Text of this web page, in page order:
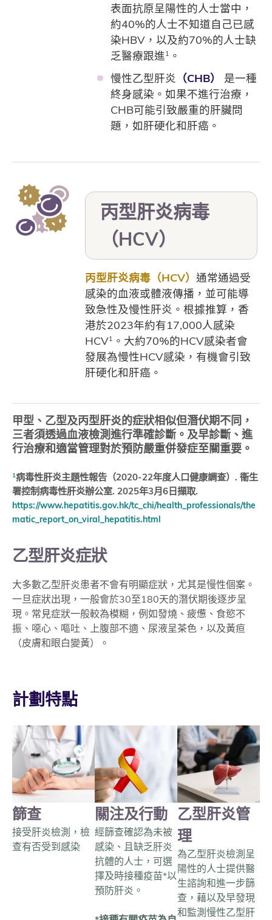
表面抗原呈陽性的人士當中，
約40%的人士不知道自己已感
染HBV，以及約70%的人士缺
乏醫療跟進1 。
慢性乙型肝炎
（CHB）
是一種
終身感染。如果不進行治療，
CHB可能引致嚴重的肝臟問
題，如肝硬化和肝癌。
丙型肝炎病毒
（HCV）
丙型肝炎病毒（HCV） 通常通過受
感染的血液或體液傳播，並可能導
致急性及慢性肝炎。根據推算，香
港於2023年約有17,000人感染
HCV1 。 大約70%的HCV感染者會
發展為慢性HCV感染，有機會引致
肝硬化和肝癌。
甲型、乙型及丙型肝炎的症狀相似但潛伏期不同，
三者須透過血液檢測進行準確診斷。及早診斷、進
行治療和適當管理對於預防嚴重併發症至關重要。
1病毒性肝炎主題性報告（2020-22年度人口健康調查）. 衞生
署控制病毒性肝炎辦公室. 2025年3月6日擷取.
https://www.hepatitis.gov.hk/tc_chi/health_professionals/the
matic_report_on_viral_hepatitis.html
乙型肝炎症狀
大多數乙型肝炎患者不會有明顯症狀，尤其是慢性個案。
一旦症狀出現，一般會於30至180天的潛伏期後逐步呈
現。常見症狀一般較為模糊，例如發燒、疲憊、食慾不
振、噁心、嘔吐、上腹部不適、尿液呈茶色，以及黃疸
（皮膚和眼白變黃）。
計劃特點
篩查
接受肝炎檢測，檢
查有否受到感染
關注及行動
經篩查確認為未被
感染、且缺乏肝炎
抗體的人士，可選
擇及時接種疫苗*以
預防肝炎。
乙型肝炎管
理
為乙型肝炎檢測呈
陽性的人士提供醫
生諮詢和進一步篩
查，藉以及早發現
和監測慢性乙型肝